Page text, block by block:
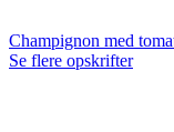
Champignon med
Se flere opskrifter